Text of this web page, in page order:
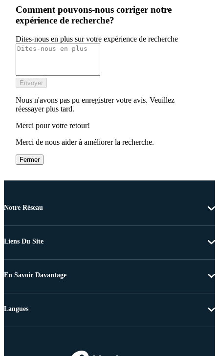
Comment pouvons-nous corriger notre
expérience de recherche?
Dites-nous en plus sur votre expérience de recherche
Envoyer
Nous n'avons pas pu enregistrer votre avis. Veuillez
réessayer plus tard.
Merci pour votre retour!
Merci de nous aider à améliorer la recherche.
Fermer
Notre Réseau
Liens Du Site
En Savoir Davantage
Langues